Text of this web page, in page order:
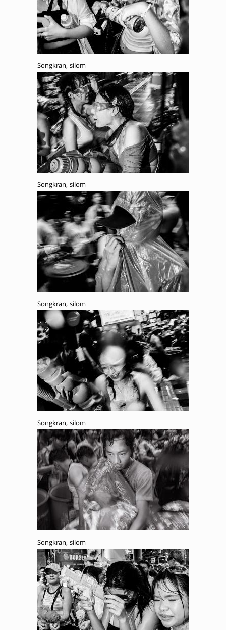
Songkran, silom
Songkran, silom
Songkran, silom
Songkran, silom
Songkran, silom